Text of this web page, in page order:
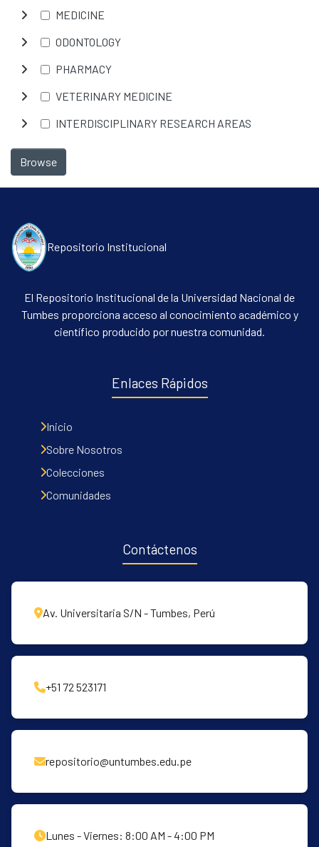
MEDICINE
ODONTOLOGY
PHARMACY
VETERINARY MEDICINE
INTERDISCIPLINARY RESEARCH AREAS
Browse
Repositorio Institucional
El Repositorio Institucional de la Universidad Nacional de
Tumbes proporciona acceso al conocimiento académico y
científico producido por nuestra comunidad.
Enlaces Rápidos
Inicio
Sobre Nosotros
Colecciones
Comunidades
Contáctenos
Av. Universitaria S/N - Tumbes, Perú
+51 72 523171
repositorio@untumbes.edu.pe
Lunes - Viernes: 8:00 AM - 4:00 PM